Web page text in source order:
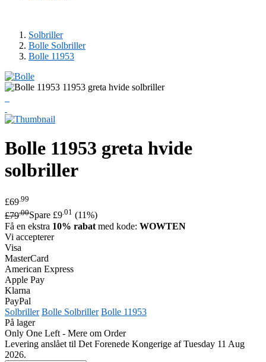
Solbriller
Bolle Solbriller
Bolle 11953
Bolle 11953 greta hvide
solbriller
£69 .99
£79.00Spare £9.01 (11%)
Få en ekstra 10% rabat med kode: WOWTEN
Vi accepterer
Visa
MasterCard
American Express
Apple Pay
Klarna
PayPal
Solbriller Bolle Solbriller Bolle 11953
På lager
Only One Left - Mere om Order
Levering anslået til Det Forenede Kongerige af Tuesday 11 Aug
2026.